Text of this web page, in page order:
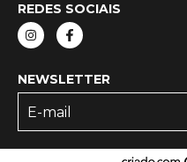
REDES SOCIAIS
NEWSLETTER